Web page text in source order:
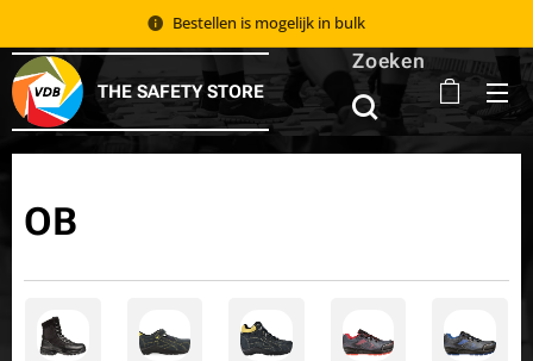
Bestellen is mogelijk in bulk 📦
THE SAFETY STORE
Zoeken
OB